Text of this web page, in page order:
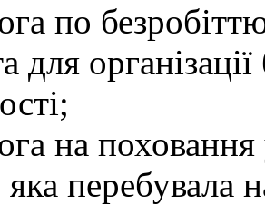
по
для
на поховання
перебувала